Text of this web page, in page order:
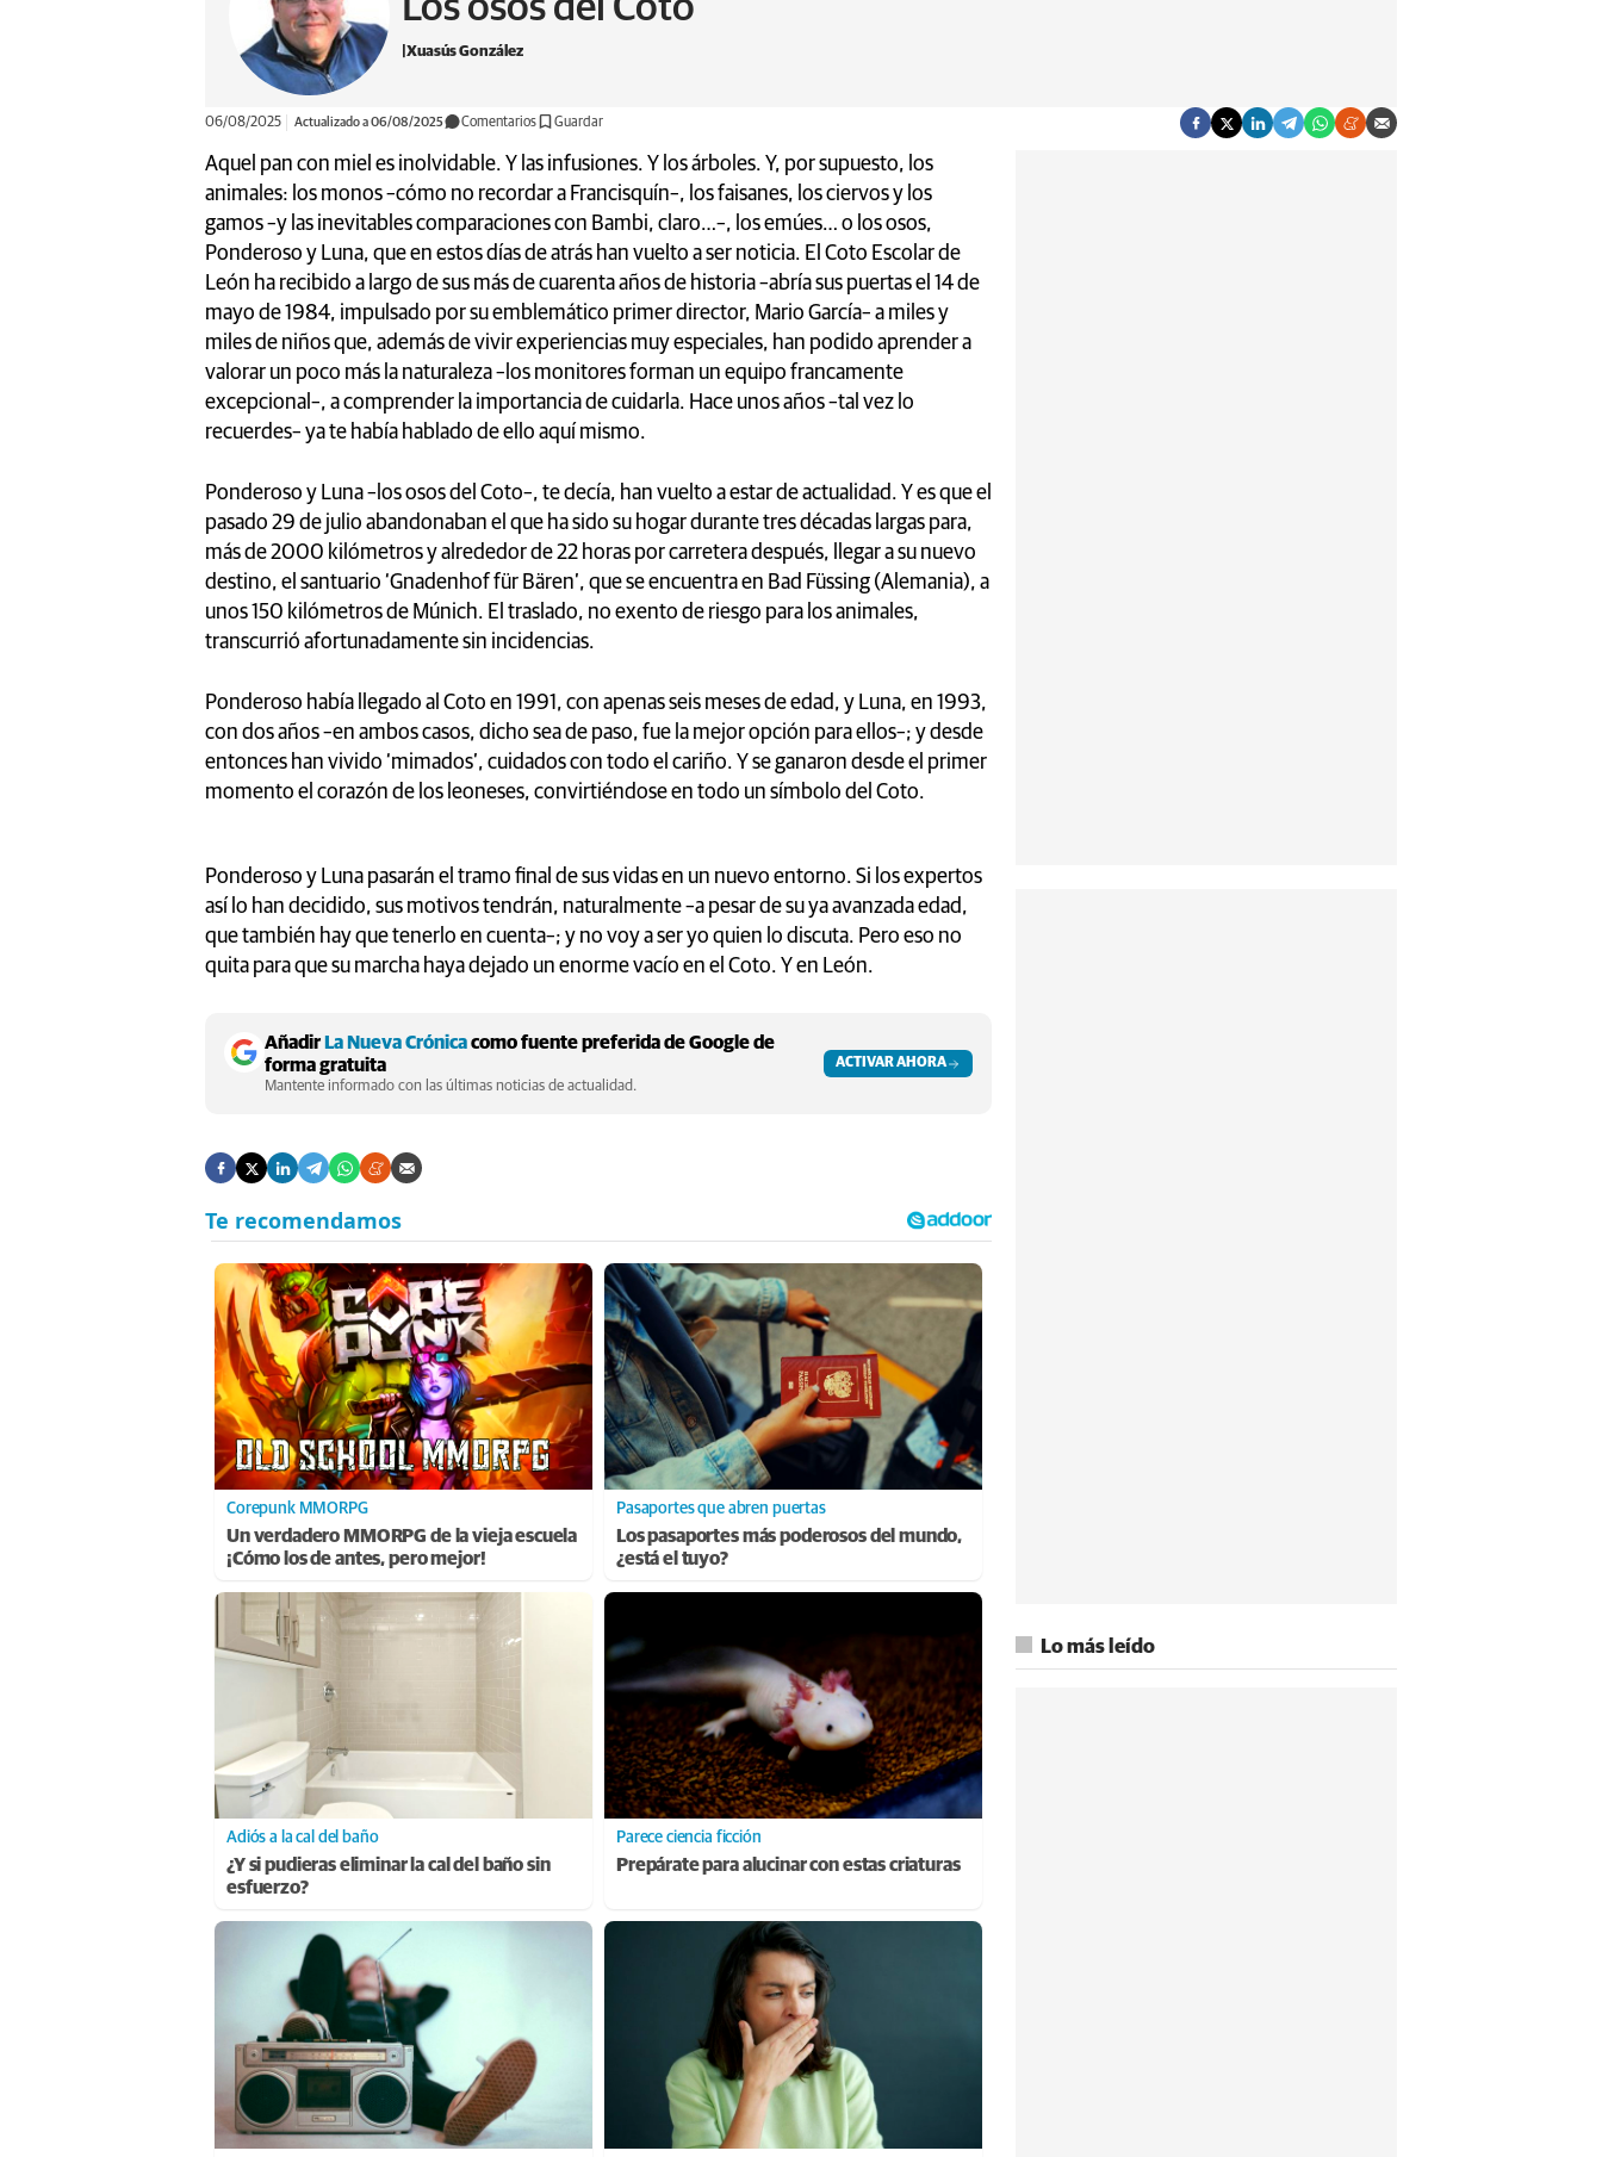
Xuasús González
06/08/2025 Actualizado a 06/08/2025 Comentarios Guardar
Aquel pan con miel es inolvidable. Y las infusiones. Y los árboles. Y, por supuesto, los
animales: los monos –cómo no recordar a Francisquín–, los faisanes, los ciervos y los
gamos –y las inevitables comparaciones con Bambi, claro…–, los emúes… o los osos,
Ponderoso y Luna, que en estos días de atrás han vuelto a ser noticia. El Coto Escolar de
León ha recibido a largo de sus más de cuarenta años de historia –abría sus puertas el 14 de
mayo de 1984, impulsado por su emblemático primer director, Mario García– a miles y
miles de niños que, además de vivir experiencias muy especiales, han podido aprender a
valorar un poco más la naturaleza –los monitores forman un equipo francamente
excepcional–, a comprender la importancia de cuidarla. Hace unos años –tal vez lo
recuerdes– ya te había hablado de ello aquí mismo.
Ponderoso y Luna –los osos del Coto–, te decía, han vuelto a estar de actualidad. Y es que el
pasado 29 de julio abandonaban el que ha sido su hogar durante tres décadas largas para,
más de 2000 kilómetros y alrededor de 22 horas por carretera después, llegar a su nuevo
destino, el santuario ‘Gnadenhof für Bären’, que se encuentra en Bad Füssing (Alemania), a
unos 150 kilómetros de Múnich. El traslado, no exento de riesgo para los animales,
transcurrió afortunadamente sin incidencias.
Ponderoso había llegado al Coto en 1991, con apenas seis meses de edad, y Luna, en 1993,
con dos años –en ambos casos, dicho sea de paso, fue la mejor opción para ellos–; y desde
entonces han vivido ‘mimados’, cuidados con todo el cariño. Y se ganaron desde el primer
momento el corazón de los leoneses, convirtiéndose en todo un símbolo del Coto.
Ponderoso y Luna pasarán el tramo final de sus vidas en un nuevo entorno. Si los expertos
así lo han decidido, sus motivos tendrán, naturalmente –a pesar de su ya avanzada edad,
que también hay que tenerlo en cuenta–; y no voy a ser yo quien lo discuta. Pero eso no
quita para que su marcha haya dejado un enorme vacío en el Coto. Y en León.
Añadir La Nueva Crónicacomo fuente preferida de Google de
forma gratuita
Mantente informado con las últimas noticias de actualidad.
ACTIVAR AHORA
Corepunk MMORPG
Un verdadero MMORPG de la vieja escuela
¡Cómo los de antes, pero mejor!
Pasaportes que abren puertas
Los pasaportes más poderosos del mundo,
¿está el tuyo?
Adiós a la cal del baño
¿Y si pudieras eliminar la cal del baño sin
esfuerzo?
Parece ciencia ficción
Prepárate para alucinar con estas criaturas
Lo más leído